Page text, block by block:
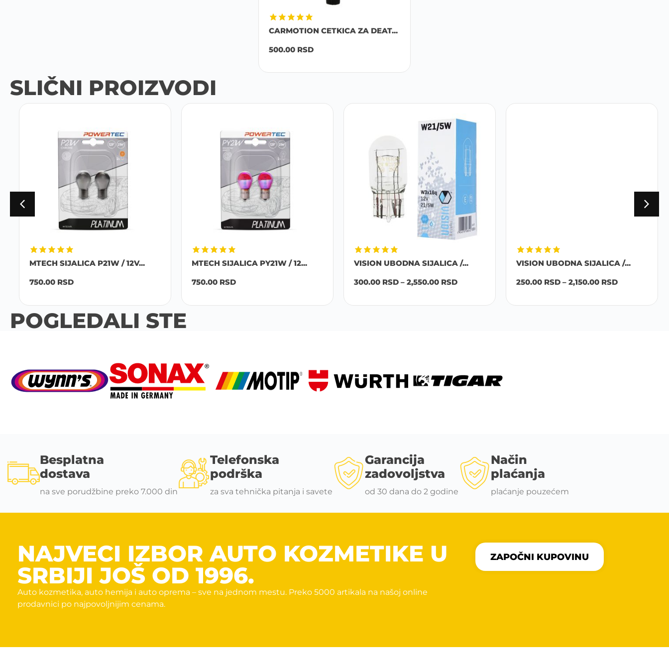
CARMOTION CETKICA ZA DEAT...
500.00 RSD
SLIČNI PROIZVODI
MTECH SIJALICA P21W / 12V...
750.00RSD
MTECH SIJALICA PY21W / 12...
750.00RSD
VISION UBODNA SIJALICA /...
300.00RSD – 2,550.00RSD
VISION UBODNA SIJALICA /...
250.00RSD – 2,150.00RSD
POGLEDALI STE
Besplatna
dostava
na sve porudžbine preko 7.000 din
Telefonska
podrška
za sva tehnička pitanja i savete
Garancija
zadovoljstva
od 30 dana do 2 godine
Način
plaćanja
plaćanje pouzećem
NAJVECI IZBOR AUTO KOZMETIKE U
SRBIJI JOŠ OD 1996.
Auto kozmetika, auto hemija i auto oprema – sve na jednom mestu. Preko 5000 artikala na našoj online
prodavnici po najpovoljnijim cenama.
ZAPOČNI KUPOVINU